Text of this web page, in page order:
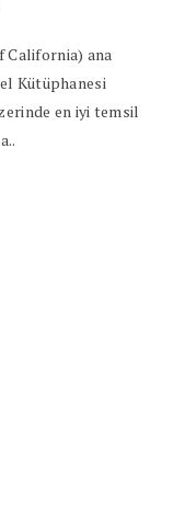
California) ana
Kütüphanesi
en iyi temsil